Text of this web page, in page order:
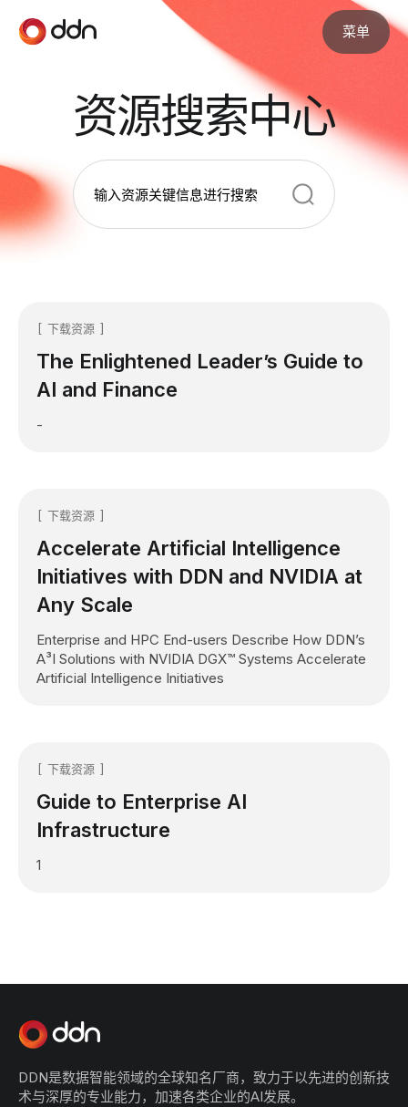
菜单
资源搜索中心
下载资源
The Enlightened Leader’s Guide to
AI and Finance
-
下载资源
Accelerate Artificial Intelligence
Initiatives with DDN and NVIDIA at
Any Scale
Enterprise and HPC End-users Describe How DDN’s
A³I Solutions with NVIDIA DGX™ Systems Accelerate
Artificial Intelligence Initiatives
下载资源
Guide to Enterprise AI
Infrastructure
1
DDN是数据智能领域的全球知名厂商，致力于以先进的创新技
术与深厚的专业能力，加速各类企业的AI发展。